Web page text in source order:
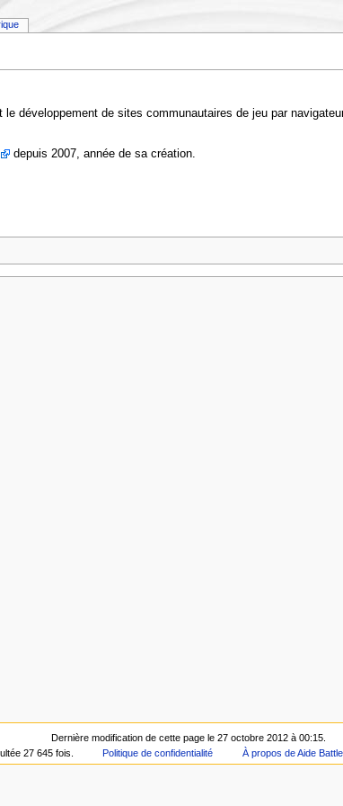
développement de sites communautaires de jeu par
depuis 2007, année de sa création.
Dernière modification de cette page le 27 octobre 2012 à 00:15.
27 645 fois.
Politique de confidentialité À propos de Aide